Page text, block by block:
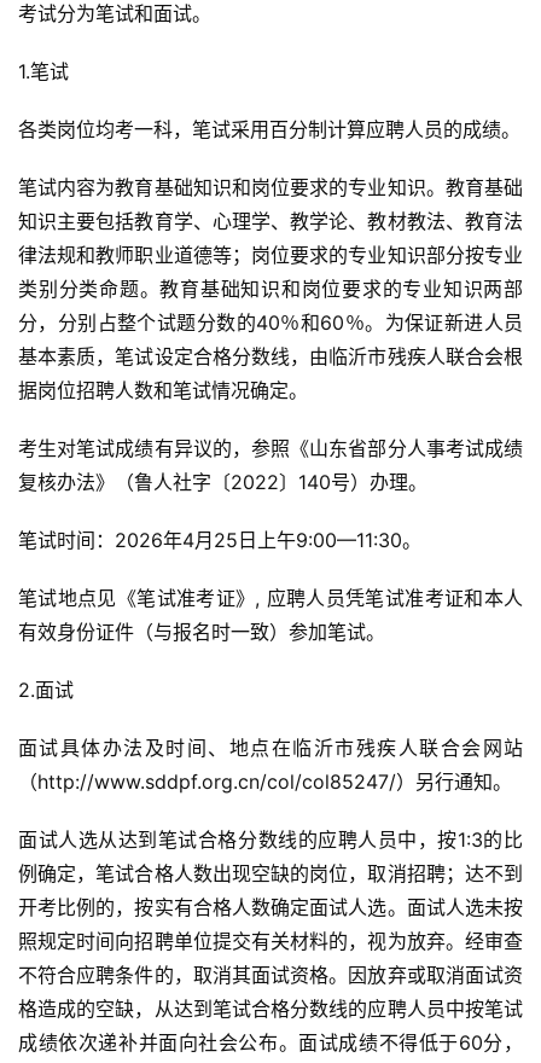
考试分为笔试和面试。
1.笔试
各类岗位均考一科，笔试采用百分制计算应聘人员的成绩。
笔试内容为教育基础知识和岗位要求的专业知识。教育基础
知识主要包括教育学、心理学、教学论、教材教法、教育法
律法规和教师职业道德等；岗位要求的专业知识部分按专业
类别分类命题。教育基础知识和岗位要求的专业知识两部
分，分别占整个试题分数的40％和60％。为保证新进人员
基本素质，笔试设定合格分数线，由临沂市残疾人联合会根
据岗位招聘人数和笔试情况确定。
考生对笔试成绩有异议的，参照《山东省部分人事考试成绩
复核办法》（鲁人社字〔2022〕140号）办理。
笔试时间：2026年4月25日上午9:00—11:30。
笔试地点见《笔试准考证》, 应聘人员凭笔试准考证和本人
有效身份证件（与报名时一致）参加笔试。
2.面试
面试具体办法及时间、地点在临沂市残疾人联合会网站
（http://www.sddpf.org.cn/col/col85247/）另行通知。
面试人选从达到笔试合格分数线的应聘人员中，按1:3的比
例确定，笔试合格人数出现空缺的岗位，取消招聘；达不到
开考比例的，按实有合格人数确定面试人选。面试人选未按
照规定时间向招聘单位提交有关材料的，视为放弃。经审查
不符合应聘条件的，取消其面试资格。因放弃或取消面试资
格造成的空缺，从达到笔试合格分数线的应聘人员中按笔试
成绩依次递补并面向社会公布。面试成绩不得低于60分，